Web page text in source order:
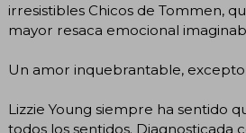
irresistibles Chicos de Tommen,
mayor resaca emocional
Un amor inquebrantable,
Lizzie Young siempre ha sentido
todos los sentidos. Diagnosticada